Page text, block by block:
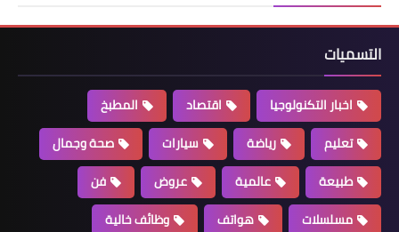
التسميات
اخبار التكنولوجيا اقتصاد
المطبخ
تعليم
رياضة سيارات
صحة وجمال
طبيعة
عالمية عروض
فن
مسلسلات
هواتف وظائف خالية